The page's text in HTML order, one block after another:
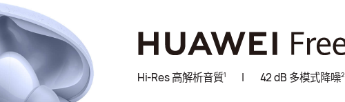
Hi-Res 高解析音質1 | 42 dB 多模式降噪2